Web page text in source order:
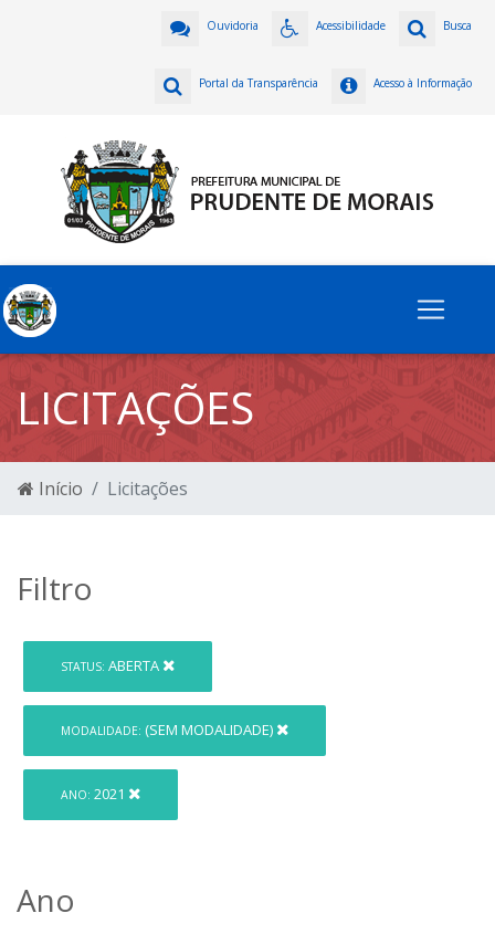
Busca
Acessibilidade
Ouvidoria
Acesso à Informação
Portal da Transparência
LICITAÇÕES
Início Licitações
Filtro
STATUS: ABERTA
MODALIDADE: (SEM MODALIDADE)
ANO: 2021
Ano